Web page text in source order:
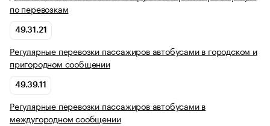
по перевозкам
49.31.21
Регулярные перевозки пассажиров автобусами в городском и
пригородном сообщении
49.39.11
Регулярные перевозки пассажиров автобусами в
междугородном сообщении